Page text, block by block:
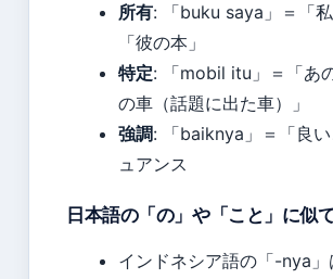
所有: 「buku saya」＝「
「彼の本」
特定: 「mobil itu」＝「あ
の車（話題に出た車）」
強調: 「baiknya」＝「良
ュアンス
日本語の「の」や「こと」に似
インドネシア語の「-nya